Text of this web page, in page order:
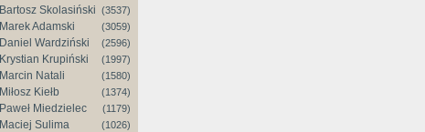
Bartosz Skolasiński (3537)
Marek Adamski (3059)
Daniel Wardziński (2596)
Krystian Krupiński (1997)
Marcin Natali (1580)
Miłosz Kiełb (1374)
Paweł Miedzielec (1179)
Maciej Sulima (1026)